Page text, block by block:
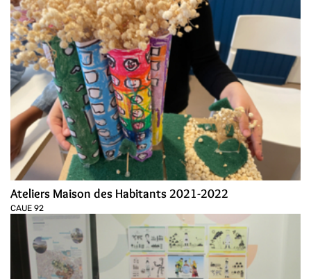
Ateliers Maison des Habitants 2021-2022
CAUE 92